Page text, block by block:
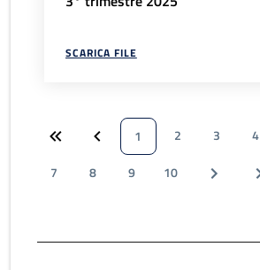
SCARICA FILE
1 2 3 4
7
8 9 10